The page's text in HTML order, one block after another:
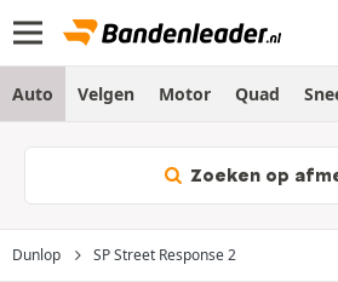
Auto Velgen Motor Quad
Zoeken op
Dunlop SP Street Response 2